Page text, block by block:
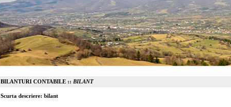
BILANTURI CONTABILE :: BILANT
Scurta descriere: bilant